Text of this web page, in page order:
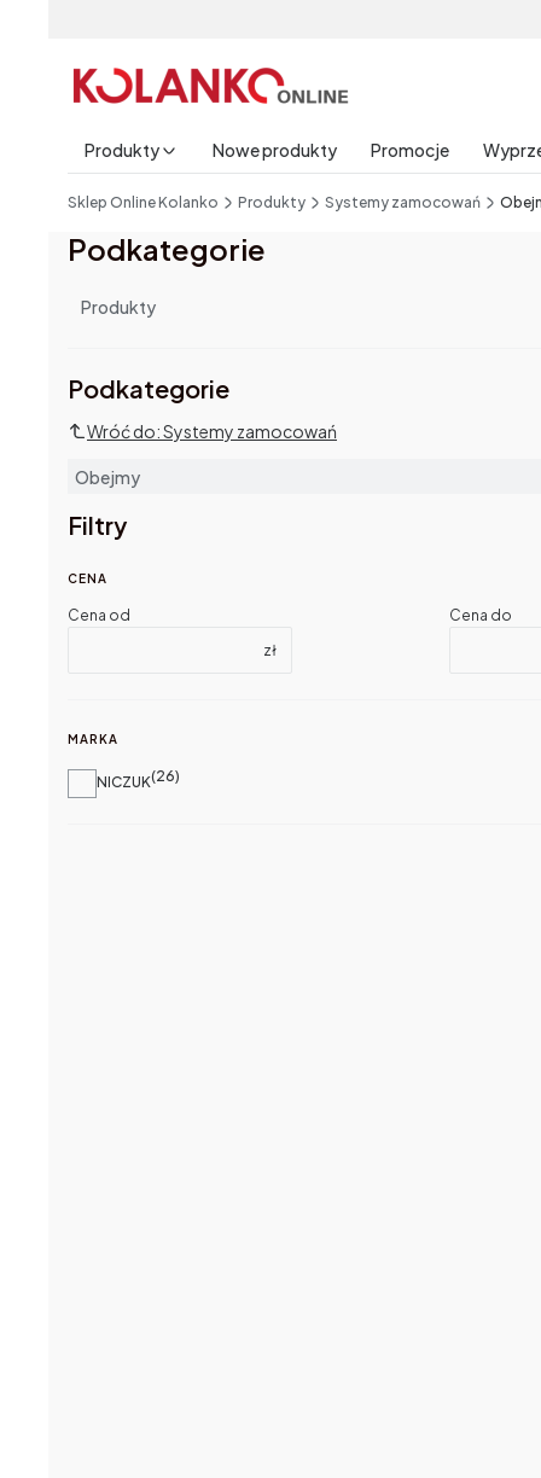
Produkty Nowe produkty Promocje
Sklep Online Kolanko Produkty Systemy zamocowań
Podkategorie
Produkty
Podkategorie
Wróć do: Systemy zamocowań
Obejmy
Filtry
CENA
Cena od
zł
Cena do
MARKA
MarkaNICZUK 26